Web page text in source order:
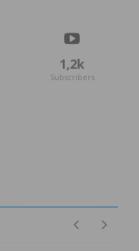
1,2k
Subscribers